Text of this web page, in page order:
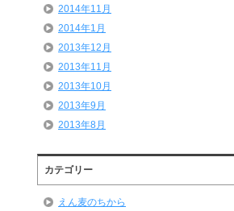
2014年11月
2014年1月
2013年12月
2013年11月
2013年10月
2013年9月
2013年8月
カテゴリー
えん麦のちから